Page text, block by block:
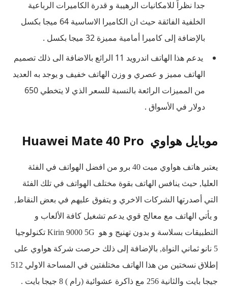
جدا نظراً للامكانيات الرهيبة و قدرة الكاميرات الرباعية
الخلفية الفائقة حيث ان الكاميرا الاساسية 64 ميجا بكسل
بالإضافة إلى كاميرا أمامية مميزة 32 ميجا بكسل .
يدعم هذا الهاتف اندرويد 11 الرائع بالاضافة الى ذلك تصميم
الهاتف مميز و عصري و وزن الهاتف خفيف و يوجد به العديد
من المميزات الرائعة بالنسبة للسعر الذي لا يتخطي 650
دولار في الأسواق .
موبايل هواوي Huawei Mate 40 Pro
يعتبر هاتف هواوي ميت 40 برو من افضل الهواتف في الفئة
العليا, حيث ينافس الهاتف بقوة مختلف الهواتف في تلك الفئة
التي أصدرتها الشركات الاخري و يتفوق عليهم في بعض النقاط,
و يأتي الهاتف مع معالج قوي يدعم تشغيل كافة الألعاب و
التطبيقات بسلاسة و بدون تهنيج و هو Kirin 9000 5G تكنولوجيا
5 نانو ثماني النواة, بالإضافة إلى ذلك حرصت شركة هواوي على
إطلاق نسختين من هذا الهاتف مختلفتين في المساحة الاولي 512
جيجا بايت والثانية 256 مع ذاكرة عشوائية (رام ) 8 جيجا بايت .